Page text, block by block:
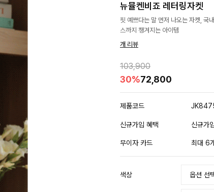
뉴뮬켄비죠 레터링자켓
핏 예쁘다는 말 먼저 나오는 자켓, 국
스까지 챙겨지는 아이템
개 리뷰
103,900
30%72,800
제품코드
신규가입 혜택 신규가
무이자 카드 최대 6
색상